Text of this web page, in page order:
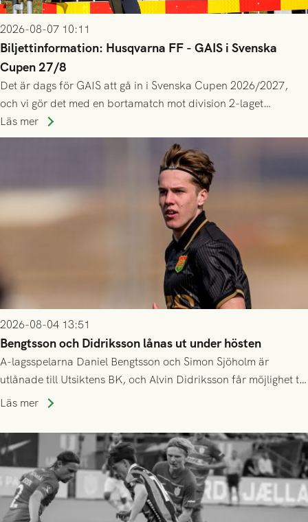
2026-08-07 10:11
Biljettinformation: Husqvarna FF - GAIS i Svenska
Cupen 27/8
Det är dags för GAIS att gå in i Svenska Cupen 2026/2027,
och vi gör det med en bortamatch mot division 2-laget
Husqvarna FF. Häng med och stötta grönsvart på plats!
Läs mer
2026-08-04 13:51
Bengtsson och Didriksson lånas ut under hösten
A-lagsspelarna Daniel Bengtsson och Simon Sjöholm är
utlånade till Utsiktens BK, och Alvin Didriksson får möjlighet till
speltid i Hestrafors genom föreningssamarbete.
Läs mer